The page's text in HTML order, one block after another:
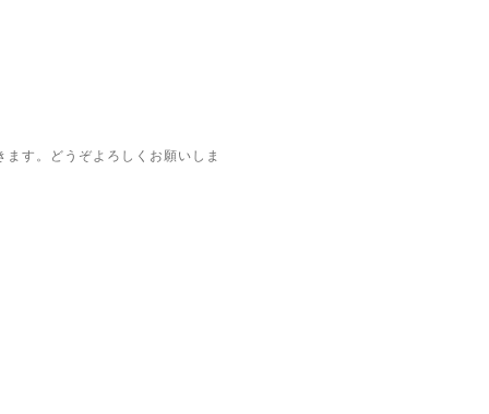
す。どうぞよろしくお願いしま